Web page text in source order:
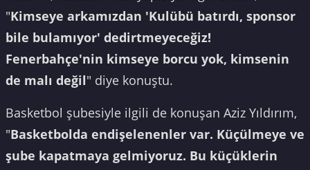
"Kimseye arkamızdan 'Kulübü batırdı, sponsor
bile bulamıyor' dedirtmeyeceğiz!
Fenerbahçe'nin kimseye borcu yok, kimsenin
de malı değil" diye konuştu.
Basketbol şubesiyle ilgili de konuşan Aziz Yıldırım,
"Basketbolda endişelenenler var. Küçülmeye ve
şube kapatmaya gelmiyoruz. Bu küçüklerin